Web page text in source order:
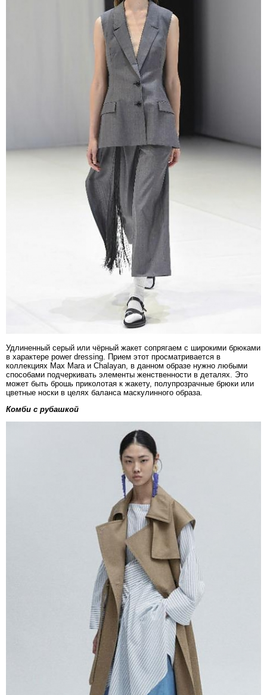
Удлиненный серый или чёрный жакет сопрягаем с широкими брюками
в характере power dressing. Прием этот просматривается в
коллекциях Max Mara и Chalayan, в данном образе нужно любыми
способами подчеркивать элементы женственности в деталях. Это
может быть брошь приколотая к жакету, полупрозрачные брюки или
цветные носки в целях баланса маскулинного образа.
Комби с рубашкой